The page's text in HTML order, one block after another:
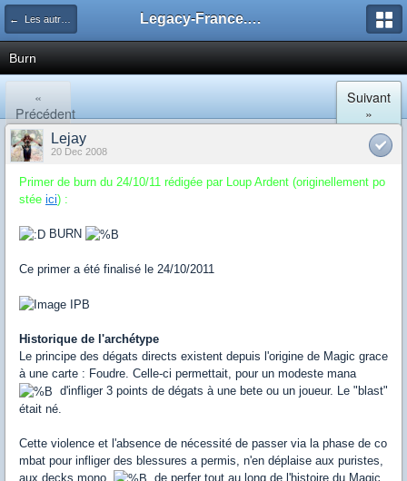
← Les autres decks du Legacy Legacy-France.org - Forum
Burn
«
Précédent
Suivant
»
Lejay
20 Dec 2008
Primer de burn du 24/10/11 rédigée par Loup Ardent (originellement po
stée ici) :
BURN
Ce primer a été finalisé le 24/10/2011
Historique de l'archétype
Le principe des dégats directs existent depuis l'origine de Magic grace
à une carte : Foudre. Celle-ci permettait, pour un modeste mana
d'infliger 3 points de dégats à une bete ou un joueur. Le "blast"
était né.
Cette violence et l'absence de nécessité de passer via la phase de co
mbat pour infliger des blessures a permis, n'en déplaise aux puristes,
aux decks mono
de perfer tout au long de l'histoire du Magic